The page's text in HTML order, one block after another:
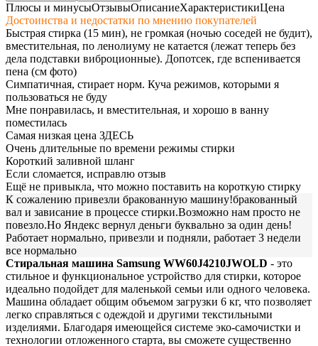
Плюсы и минусыОтзывыОписаниеХарактеристикиЦена
Достоинства и недостатки по мнению покупателей
Быстрая стирка (15 мин), не громкая (ночью соседей не будит),
вместительная, по ленолиуму не катается (лежат теперь без
дела подставки виброционные). Допотсек, где вспенивается
пена (см фото)
Симпатичная, стирает норм. Куча режимов, которыми я
пользоваться не буду
Мне понравилась, и вместительная, и хорошо в ванну
поместилась
Самая низкая цена ЗДЕСЬ
Очень длительные по времени режимы стирки
Короткий заливной шланг
Если сломается, исправлю отзыв
Ещё не привыкла, что можно поставить на короткую стирку
К сожалению привезли бракованную машину!бракованный
вал и зависание в процессе стирки.Возможно нам просто не
повезло.Но Яндекс вернул деньги буквально за один день!
Работает нормально, привезли и подняли, работает 3 недели
все нормально
Стиральная машина Samsung WW60J4210JWOLD - это
стильное и функциональное устройство для стирки, которое
идеально подойдет для маленькой семьи или одного человека.
Машина обладает общим объемом загрузки 6 кг, что позволяет
легко справляться с одеждой и другими текстильными
изделиями. Благодаря имеющейся системе эко-самочистки и
технологии отложенного старта, вы сможете существенно